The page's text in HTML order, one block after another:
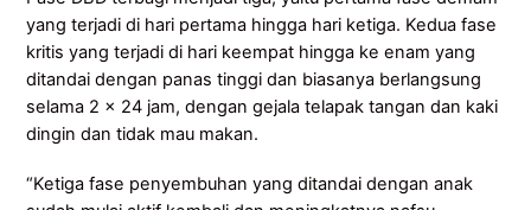
yang terjadi di hari pertama hingga hari ketiga. Kedua fase
kritis yang terjadi di hari keempat hingga ke enam yang
ditandai dengan panas tinggi dan biasanya berlangsung
selama 2 x 24 jam, dengan gejala telapak tangan dan kaki
dingin dan tidak mau makan.
“Ketiga fase penyembuhan yang ditandai dengan anak